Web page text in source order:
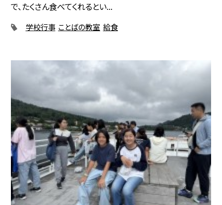
で、たくさん食べてくれるとい...
学校行事 ことばの教室 給食